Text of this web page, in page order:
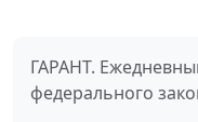
ГАРАНТ.
федерального